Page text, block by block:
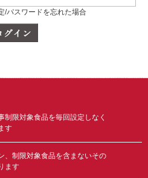
/パスワードを忘れた場合
制限対象食品を毎回設定しなく
す
、制限対象食品を含まないその
ます